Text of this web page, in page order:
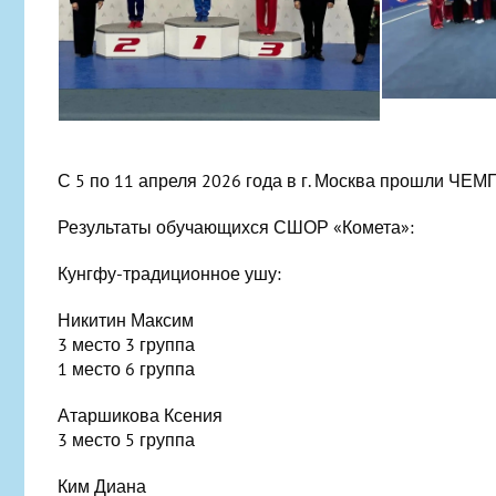
С 5 по 11 апреля 2026 года в г. Москва
Результаты обучающихся СШОР «Комета»:
Кунгфу-традиционное ушу:
Никитин Максим
3 место 3 группа
1 место 6 группа
Атаршикова Ксения
3 место 5 группа
Ким Диана